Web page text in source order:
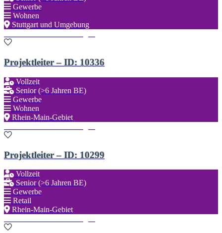
Gewerbe
Wohnen
Stuttgart und Umgebung
Projektleiter – ID: 10336
Vollzeit
Senior (>6 Jahren BE)
Gewerbe
Wohnen
Rhein-Main-Gebiet
Projektleiter – ID: 10299
Vollzeit
Senior (>6 Jahren BE)
Gewerbe
Retail
Rhein-Main-Gebiet